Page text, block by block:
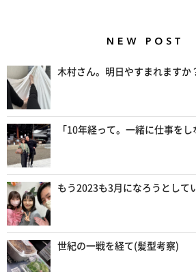
木村さん。明日やすまれますか
「10年経って。一緒に仕事をし
もう2023も3月になろうとして
世紀の一戦を経て(髪型考察)